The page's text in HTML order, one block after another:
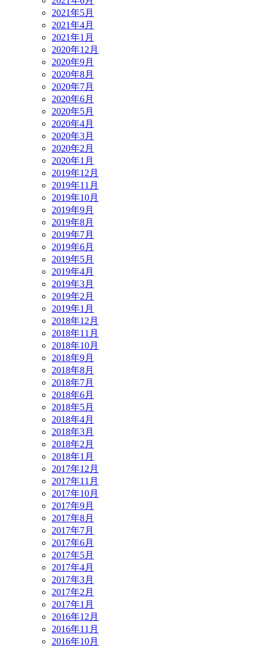
2021年5月
2021年4月
2021年1月
2020年12月
2020年9月
2020年8月
2020年7月
2020年6月
2020年5月
2020年4月
2020年3月
2020年2月
2020年1月
2019年12月
2019年11月
2019年10月
2019年9月
2019年8月
2019年7月
2019年6月
2019年5月
2019年4月
2019年3月
2019年2月
2019年1月
2018年12月
2018年11月
2018年10月
2018年9月
2018年8月
2018年7月
2018年6月
2018年5月
2018年4月
2018年3月
2018年2月
2018年1月
2017年12月
2017年11月
2017年10月
2017年9月
2017年8月
2017年7月
2017年6月
2017年5月
2017年4月
2017年3月
2017年2月
2017年1月
2016年12月
2016年11月
2016年10月